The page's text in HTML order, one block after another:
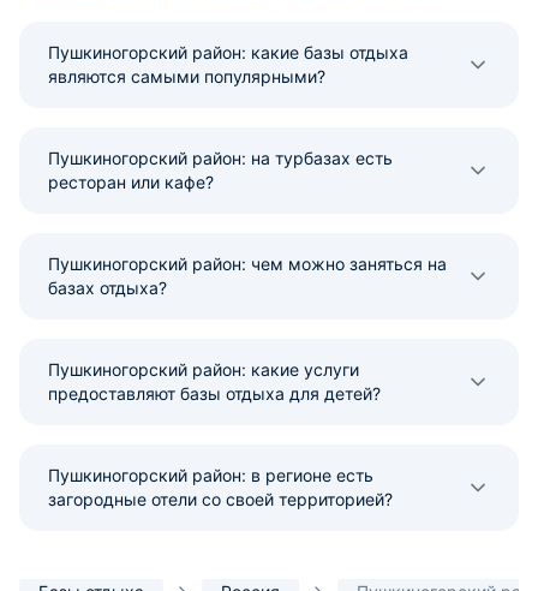
уединенного
Пушкиногорский район: какие базы отдыха
являются самыми популярными?
Пушкиногорский район: на турбазах есть
ресторан или кафе?
Пушкиногорский район: чем можно заняться на
базах отдыха?
Пушкиногорский район: какие услуги
предоставляют базы отдыха для детей?
Пушкиногорский район: в регионе есть
загородные отели со своей территорией?